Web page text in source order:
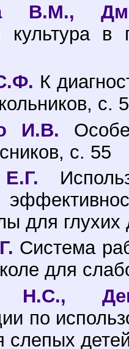
В.М.,
культура в
К
с.
И.В.
с. 55
для глухих
Система
для
Н.С.,
по
слепых